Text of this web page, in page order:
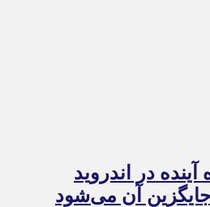
در اندروید
آن می‌شود